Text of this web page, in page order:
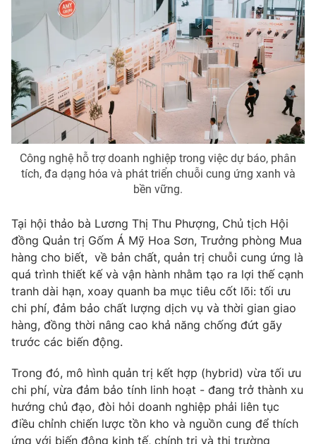
Sản phẩm
Thị trường
Tư vấn
Lịch phát sóng
Chuyên mục khác
Emagazine Podcast
Photo Infographic
Shorts video
VTV Money VTV Thể thao
VTV Sức khoẻ Bất động sản
Thị trường 24h Tấm lòng Việt
VTV9 VTV8
Liên hệ tòa soạn English
Công nghệ hỗ trợ doanh nghiệp trong việc dự báo, phân
tích, đa dạng hóa và phát triển chuỗi cung ứng xanh và
bền vững.
Tại hội thảo bà Lương Thị Thu Phượng, Chủ tịch Hội
đồng Quản trị Gốm Á Mỹ Hoa Sơn, Trưởng phòng Mua
hàng cho biết, về bản chất, quản trị chuỗi cung ứng là
quá trình thiết kế và vận hành nhằm tạo ra lợi thế cạnh
tranh dài hạn, xoay quanh ba mục tiêu cốt lõi: tối ưu
chi phí, đảm bảo chất lượng dịch vụ và thời gian giao
hàng, đồng thời nâng cao khả năng chống đứt gãy
trước các biến động.
Trong đó, mô hình quản trị kết hợp (hybrid) vừa tối ưu
chi phí, vừa đảm bảo tính linh hoạt - đang trở thành xu
hướng chủ đạo, đòi hỏi doanh nghiệp phải liên tục
điều chỉnh chiến lược tồn kho và nguồn cung để thích
ứng với biến động kinh tế, chính trị và thị trường